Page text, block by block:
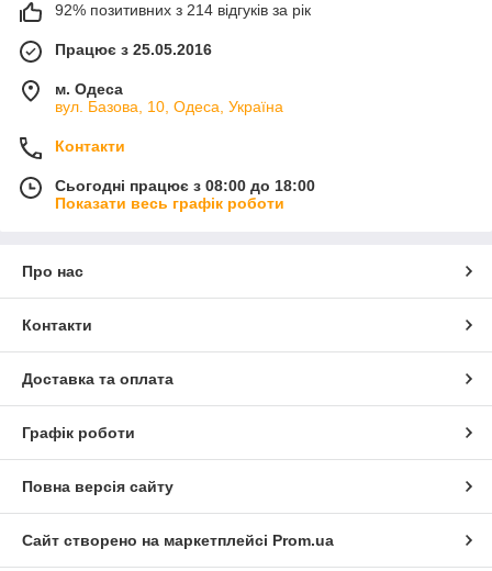
92% позитивних з 214 відгуків за рік
Працює з 25.05.2016
м. Одеса
вул. Базова, 10, Одеса, Україна
Контакти
Сьогодні працює з 08:00 до 18:00
Показати весь графік роботи
Про нас
Контакти
Доставка та оплата
Графік роботи
Повна версія сайту
Сайт створено на маркетплейсі Prom.ua